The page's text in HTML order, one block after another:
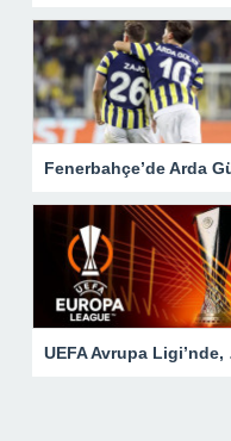
UEFA